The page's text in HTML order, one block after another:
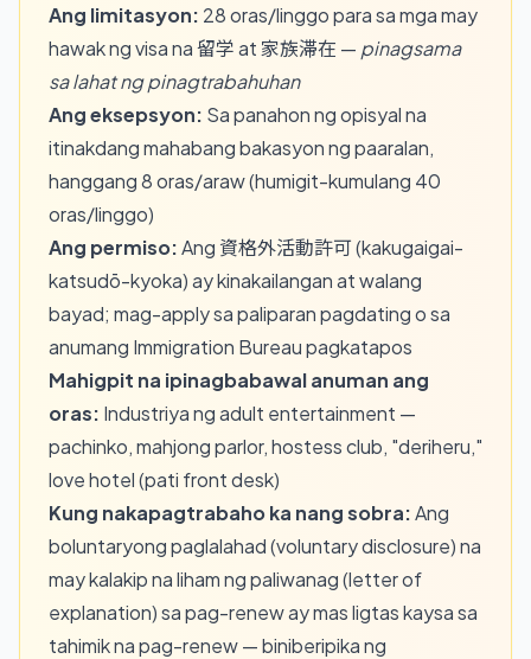
Ang limitasyon: 28 oras/linggo para sa mga may
hawak ng visa na 留学 at 家族滞在 — pinagsama
sa lahat ng pinagtrabahuhan
Ang eksepsyon: Sa panahon ng opisyal na
itinakdang mahabang bakasyon ng paaralan,
hanggang 8 oras/araw (humigit-kumulang 40
oras/linggo)
Ang permiso:Ang 資格外活動許可 (kakugaigai-
katsudō-kyoka) ay kinakailangan at walang
bayad; mag-apply sa paliparan pagdating o sa
anumang Immigration Bureau pagkatapos
Mahigpit na ipinagbabawal anuman ang
oras: Industriya ng adult entertainment —
pachinko, mahjong parlor, hostess club, "deriheru,"
love hotel (pati front desk)
Kung nakapagtrabaho ka nang sobra:Ang
boluntaryong paglalahad (voluntary disclosure) na
may kalakip na liham ng paliwanag (letter of
explanation) sa pag-renew ay mas ligtas kaysa sa
tahimik na pag-renew — biniberipika ng